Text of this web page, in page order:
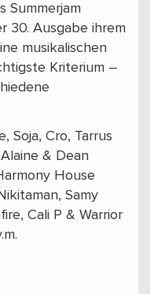
Summerjam
30. Ausgabe ihrem
musikalischen
Kriterium –
Soja, Cro, Tarrus
& Dean
House
Samy
Cali P & Warrior